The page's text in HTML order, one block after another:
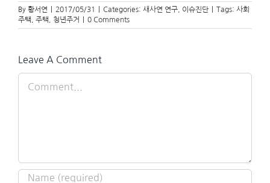
By 황서연 2017/05/31 Categories: 새사연 연구 이슈진단 Tags: 사회
주택
주택 청년주거 0 Comments
Leave A Comment